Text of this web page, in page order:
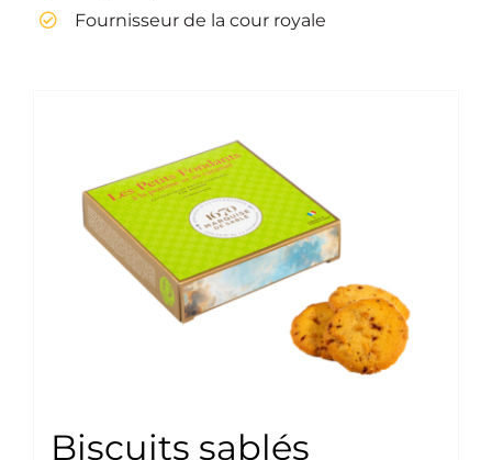
Biscuits sablés
Fournisseur de la cour royale